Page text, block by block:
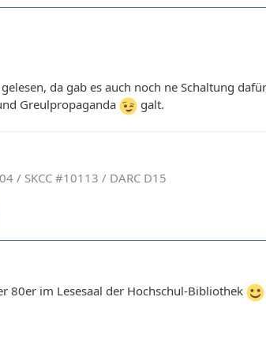
da gab es auch noch ne Schaltung
Greulpropaganda
galt.
/ SKCC #10113 / DARC D15
80er im Lesesaal der Hochschul-Bibliothek